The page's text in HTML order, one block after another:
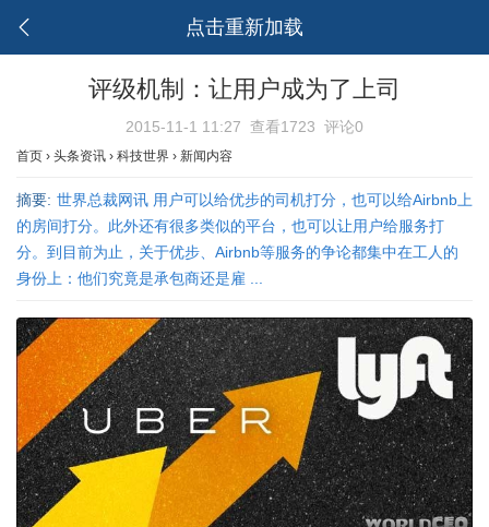
点击重新加载
评级机制：让用户成为了上司
2015-11-1 11:27 查看1723 评论0
首页 › 头条资讯 › 科技世界 › 新闻内容
摘要: 世界总裁网讯 用户可以给优步的司机打分，也可以给Airbnb上
的房间打分。此外还有很多类似的平台，也可以让用户给服务打
分。到目前为止，关于优步、Airbnb等服务的争论都集中在工人的
身份上：他们究竟是承包商还是雇 ...